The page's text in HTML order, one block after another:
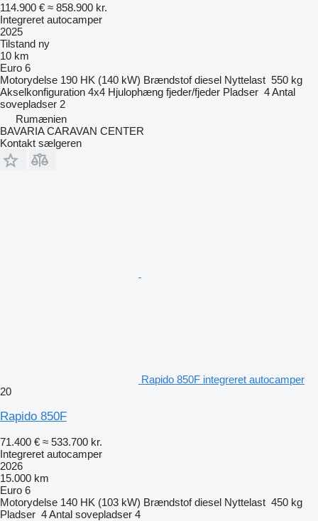
114.900 € ≈ 858.900 kr.
Integreret autocamper
2025
Tilstand ny
10 km
Euro 6
Motorydelse 190 HK (140 kW) Brændstof diesel Nyttelast 550 kg
Akselkonfiguration 4x4 Hjulophæng fjeder/fjeder Pladser 4Antal
sovepladser 2
Rumænien
BAVARIA CARAVAN CENTER
Kontakt sælgeren
Rapido 850F integreret autocamper
20
Rapido 850F
71.400 € ≈ 533.700 kr.
Integreret autocamper
2026
15.000 km
Euro 6
Motorydelse 140 HK (103 kW) Brændstof diesel Nyttelast 450 kg
Pladser 4Antal sovepladser 4